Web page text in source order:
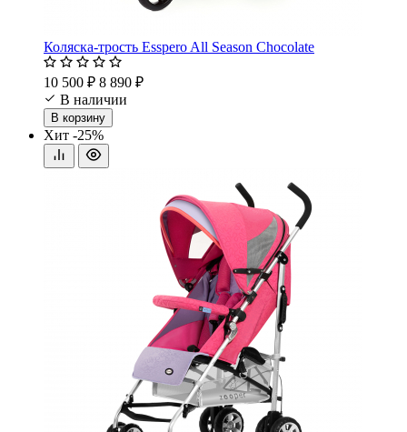
Коляска-трость Esspero All Season Chocolate
10 500 ₽ 8 890 ₽
В наличии
В корзину
Хит -25%